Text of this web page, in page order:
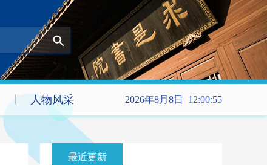
人物风采 2026年8月8日 12:00:55
最近更新